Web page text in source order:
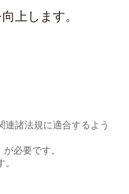
上します。
連諸法規に適合するよう
必要です。